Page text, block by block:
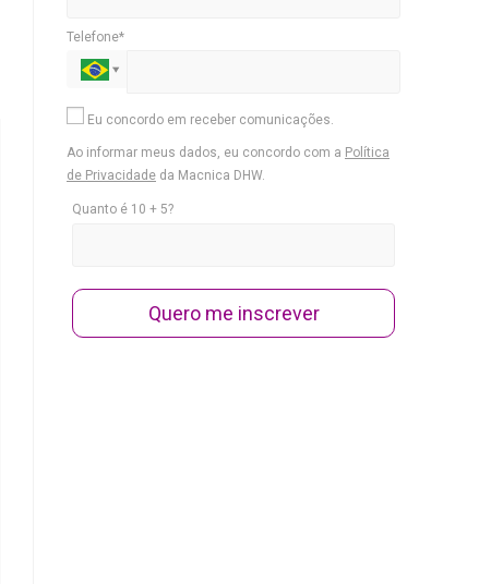
Telefone*
Eu concordo em receber comunicações.
Ao informar meus dados, eu concordo com a Política
de Privacidade da Macnica DHW.
Quanto é 10 + 5?
Quero me inscrever